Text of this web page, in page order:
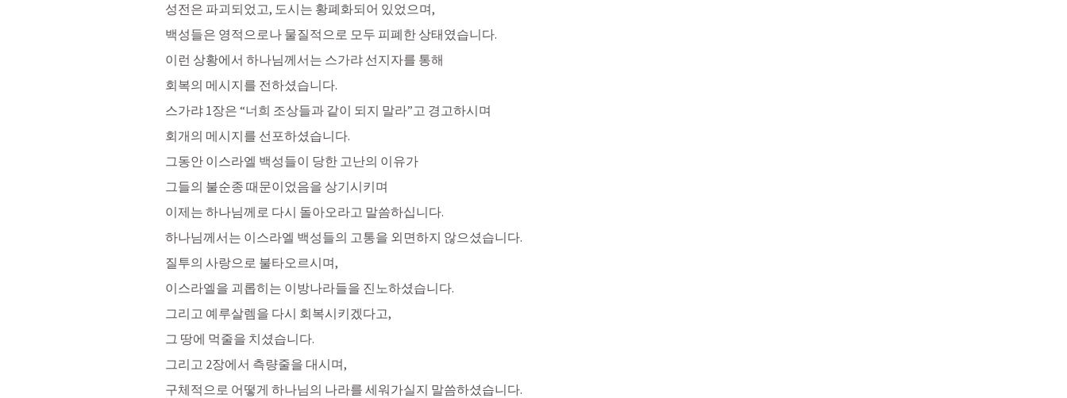
성전은 파괴되었고, 도시는 황폐화되어 있었으며,
백성들은 영적으로나 물질적으로 모두 피폐한 상태였습니다.
이런 상황에서 하나님께서는 스가랴 선지자를 통해
회복의 메시지를 전하셨습니다.
스가랴 1장은 “너희 조상들과 같이 되지 말라”고 경고하시며
회개의 메시지를 선포하셨습니다.
그동안 이스라엘 백성들이 당한 고난의 이유가
그들의 불순종 때문이었음을 상기시키며
이제는 하나님께로 다시 돌아오라고 말씀하십니다.
하나님께서는 이스라엘 백성들의 고통을 외면하지 않으셨습니다.
질투의 사랑으로 불타오르시며,
이스라엘을 괴롭히는 이방나라들을 진노하셨습니다.
그리고 예루살렘을 다시 회복시키겠다고,
그 땅에 먹줄을 치셨습니다.
그리고 2장에서 측량줄을 대시며,
구체적으로 어떻게 하나님의 나라를 세워가실지 말씀하셨습니다.